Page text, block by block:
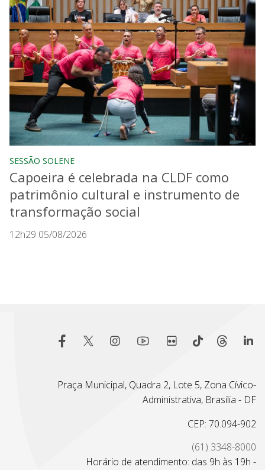
SESSÃO SOLENE
Capoeira é celebrada na CLDF como
patrimônio cultural e instrumento de
transformação social
12h29 05/08/2026
Praça Municipal, Quadra 2, Lote 5, Zona Cívico-
Administrativa, Brasília - DF
CEP: 70.094-902
(61) 3348-8000
Horário de atendimento: das 9h às 19h -